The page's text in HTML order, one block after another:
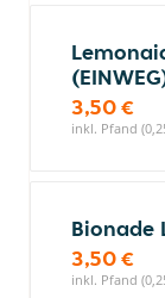
3,50 €
inkl. Pfand
Bionade
3,50 €
inkl. Pfand